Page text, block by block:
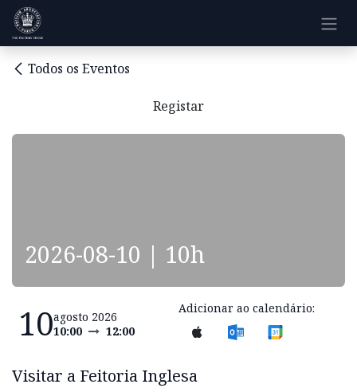
Pular para o conteúdo
Todos os Eventos
Registar
2026-08-10 | 10h
10agosto 2026
10:00
12:00
Adicionar ao calendário:
Visitar a Feitoria Inglesa